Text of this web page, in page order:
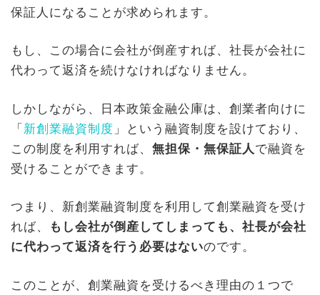
保証人になることが求められます。
もし、この場合に会社が倒産すれば、社長が会社に
代わって返済を続けなければなりません。
しかしながら、日本政策金融公庫は、創業者向けに
「 新創業融資制度 」という融資制度を設けており、
この制度を利用すれば、 無担保・無保証人 で融資を
受けることができます。
つまり、新創業融資制度を利用して創業融資を受け
れば、
もし会社が倒産してしまっても、社長が会社
に代わって返済を行う必要はないのです。
このことが、創業融資を受けるべき理由の１つで